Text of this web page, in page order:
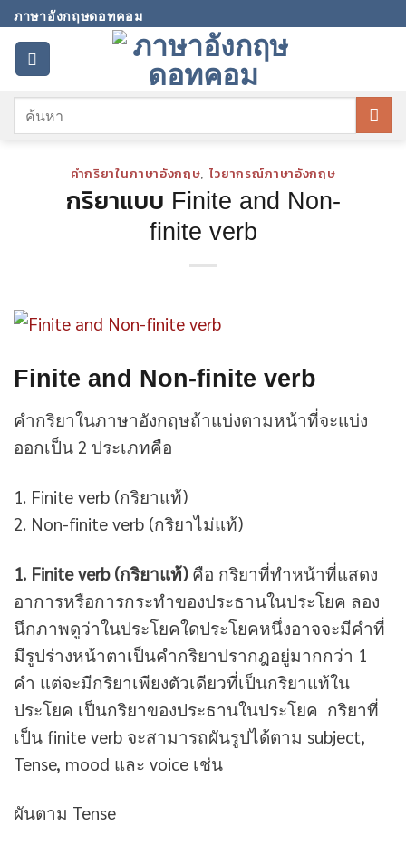
Skip
content
ภาษาอังกฤษดอทคอม
คำกริยาในภาษาอังกฤษ, ไวยากรณ์ภาษาอังกฤษ
กริยาแบบ Finite and Non-
finite verb
Finite and Non-finite verb
คำกริยาในภาษาอังกฤษถ้าแบ่งตามหน้าที่จะแบ่ง
ออกเป็น 2 ประเภทคือ
1. Finite verb (กริยาแท้)
2. Non-finite verb (กริยาไม่แท้)
1. Finite verb (กริยาแท้) คือ กริยาที่ทำหน้าที่แสดง
อาการหรือการกระทำของประธานในประโยค ลอง
นึกภาพดูว่าในประโยคใดประโยคหนึ่งอาจจะมีคำที่
มีรูปร่างหน้าตาเป็นคำกริยาปรากฎอยู่มากกว่า 1
คำ แต่จะมีกริยาเพียงตัวเดียวที่เป็นกริยาแท้ใน
ประโยค เป็นกริยาของประธานในประโยค กริยาที่
เป็น finite verb จะสามารถผันรูปได้ตาม subject,
Tense, mood และ voice เช่น
ผันตาม Tense